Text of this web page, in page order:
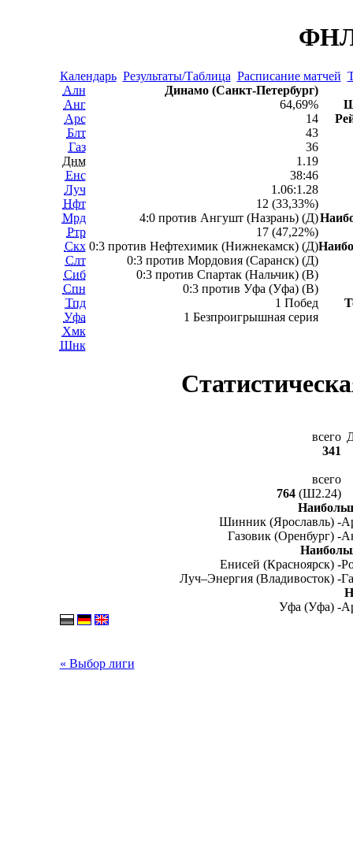
ФНЛ
Календарь Результаты/Таблица Расписание матчей
Алн
Анг
Арс
Блт
Газ
Днм
Енс
Луч
Нфт
Мрд
Ртр
Скх
Слт
Сиб
Спн
Тпд
Уфа
Хмк
Шнк
Динамо (Санкт-Петербург)
64,69%
14
43
36
1.19
38:46
1.06:1.28
12 (33,33%)
4:0 против Ангушт (Назрань) (Д)
17 (47,22%)
0:3 против Нефтехимик (Нижнекамск) (Д)
0:3 против Мордовия (Саранск) (Д)
0:3 против Спартак (Нальчик) (В)
0:3 против Уфа (Уфа) (В)
1 Побед
1 Безпроигрышная серия
всего
341
всего
764 (Ш2.24)
Шинник (Ярославль) -
Газовик (Оренбург) -
Енисей (Красноярск) -
Луч–Энергия (Владивосток) -
Уфа (Уфа) -
« Выбор лиги